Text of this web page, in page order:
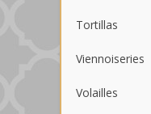
Tortillas
Viennoiseries
Volailles